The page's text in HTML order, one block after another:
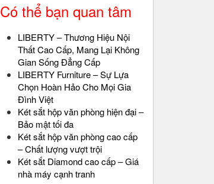
Có thể bạn quan tâm
LIBERTY – Thương Hiệu Nội
Thất Cao Cấp, Mang Lại Không
Gian Sống Đẳng Cấp
LIBERTY Furniture – Sự Lựa
Chọn Hoàn Hảo Cho Mọi Gia
Đình Việt
Két sắt hộp văn phòng hiện đại –
Bảo mật tối đa
Két sắt hộp văn phòng cao cấp
– Chất lượng vượt trội
Két sắt Diamond cao cấp – Giá
nhà máy cạnh tranh